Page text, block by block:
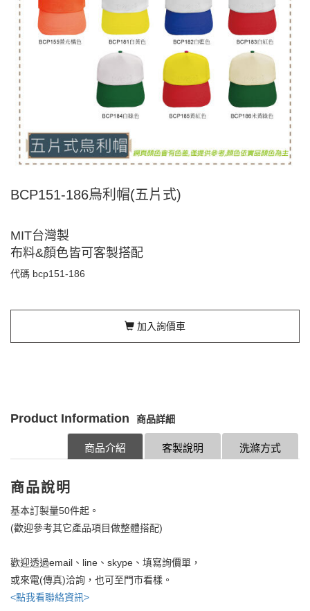
BCP151-186烏利帽(五片式)
MIT台灣製
布料&顏色皆可客製搭配
代碼 bcp151-186
加入詢價車
Product Information 商品詳細
洗滌方式
客製說明
商品介紹
商品說明
基本訂製量50件起。
(歡迎參考其它產品項目做整體搭配)
歡迎透過email、line、skype、填寫詢價單，
或來電(傳真)洽詢，也可至門市看樣。
<點我看聯絡資訊>